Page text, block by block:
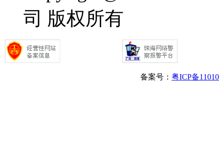
司 版权所有
备案号： 粤ICP备